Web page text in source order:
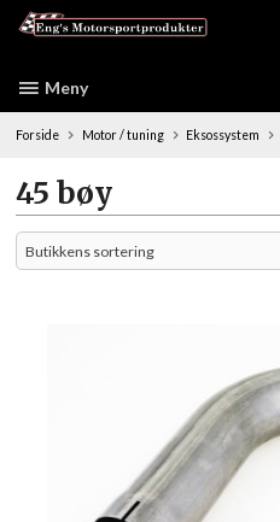
Meny
Forside Motor / tuning Eksossystem
45 bøy